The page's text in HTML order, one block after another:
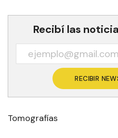
Recibí las
RECIBIR
Tomografías